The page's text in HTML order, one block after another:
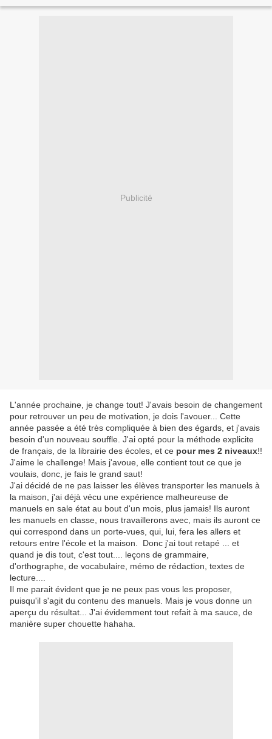
Publicité
L'année prochaine, je change tout! J'avais besoin de changement
pour retrouver un peu de motivation, je dois l'avouer... Cette
année passée a été très compliquée à bien des égards, et j'avais
besoin d'un nouveau souffle. J'ai opté pour la méthode explicite
de français, de la librairie des écoles, et ce pour mes 2 niveaux!!
J'aime le challenge! Mais j'avoue, elle contient tout ce que je
voulais, donc, je fais le grand saut!
J'ai décidé de ne pas laisser les élèves transporter les manuels à
la maison, j'ai déjà vécu une expérience malheureuse de
manuels en sale état au bout d'un mois, plus jamais! Ils auront
les manuels en classe, nous travaillerons avec, mais ils auront ce
qui correspond dans un porte-vues, qui, lui, fera les allers et
retours entre l'école et la maison. Donc j'ai tout retapé ... et
quand je dis tout, c'est tout.... leçons de grammaire,
d'orthographe, de vocabulaire, mémo de rédaction, textes de
lecture....
Il me parait évident que je ne peux pas vous les proposer,
puisqu'il s'agit du contenu des manuels. Mais je vous donne un
aperçu du résultat... J'ai évidemment tout refait à ma sauce, de
manière super chouette hahaha.